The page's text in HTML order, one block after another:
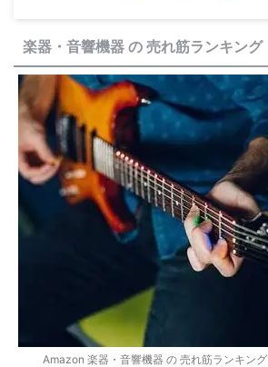
楽器・音響機器 の 売れ筋ランキング
Amazon 楽器・音響機器 の 売れ筋ランキング